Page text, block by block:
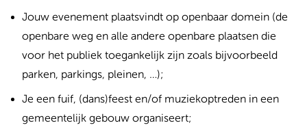
Jouw evenement plaatsvindt op openbaar domein (de
openbare weg en alle andere openbare plaatsen die
voor het publiek toegankelijk zijn zoals bijvoorbeeld
parken, parkings, pleinen, …);
Je een fuif, (dans)feest en/of muziekoptreden in een
gemeentelijk gebouw organiseert;